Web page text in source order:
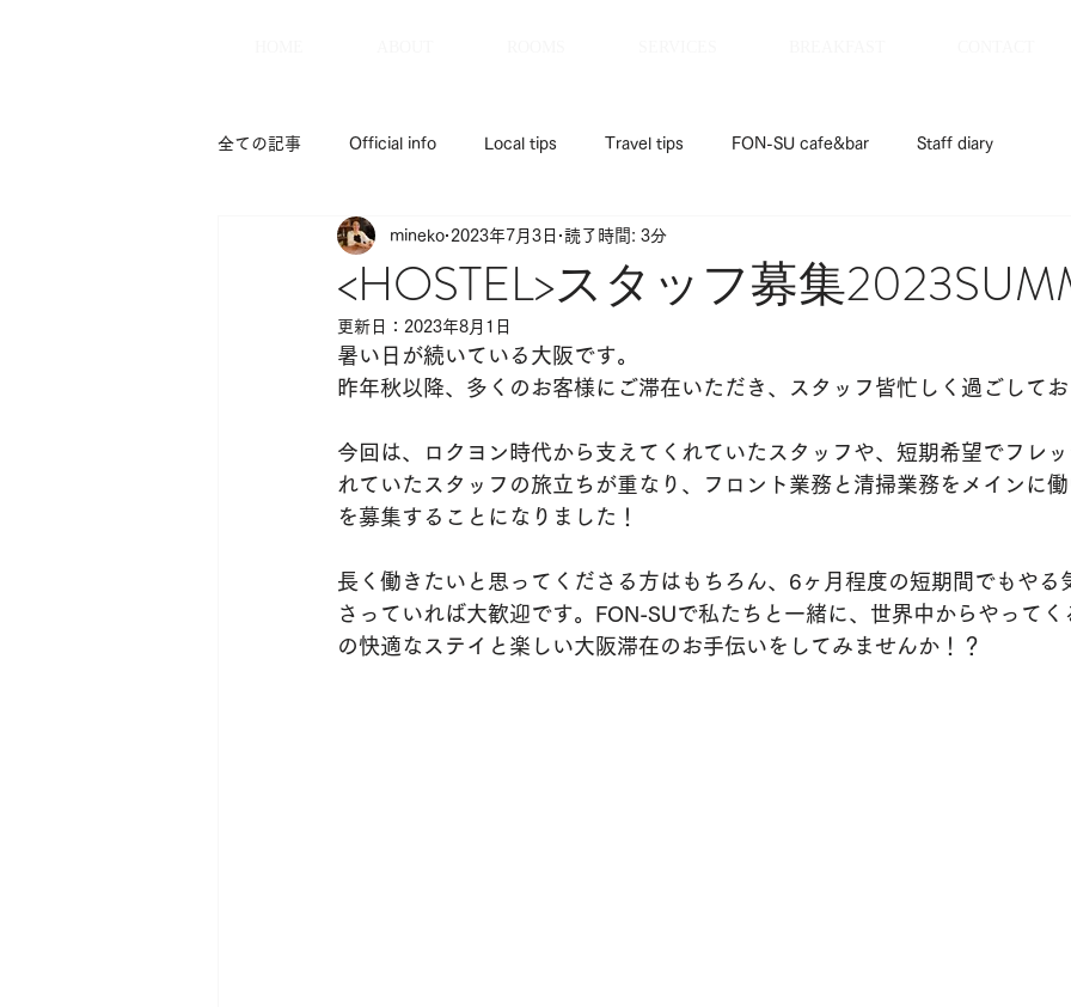
全ての記事 Official info Local tips Travel tips FON-SU cafe&bar Staff diary
<HOSTEL>スタッフ募集
mineko 2023年7月3日 読了時間: 3分
更新日： 2023年8月1日
暑い日が続いている大阪です。
昨年秋以降、多くのお客様にご滞在いただき、スタッフ皆忙しく過ごしてお
今回は、ロクヨン時代から支えてくれていたスタッフや、短期希望でフレッ
れていたスタッフの旅立ちが重なり、フロント業務と清掃業務をメインに
を募集することになりました！
長く働きたいと思ってくださる方はもちろん、6ヶ月程度の短期間でもやる
さっていれば大歓迎です。FON-SUで私たちと一緒に、世界中からやってく
の快適なステイと楽しい大阪滞在のお手伝いをしてみませんか！？